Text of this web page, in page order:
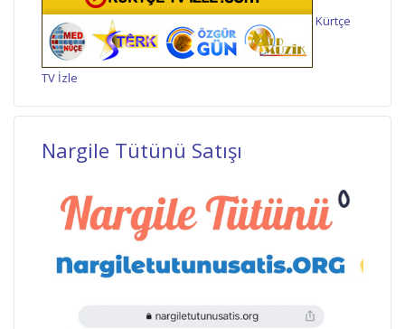
Kürtçe
TV İzle
Nargile Tütünü Satışı